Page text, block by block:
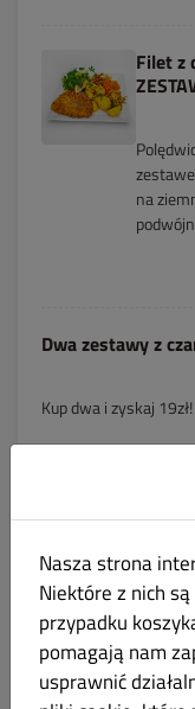
Filet z
na
Dwa zestawy z
Kup dwa i zyskaj 19zł!
Trzy zestawy z
Kup trzy i zyskaj 30zł!
Nasza strona
Niektóre z nich
przypadku
pomagają nam
usprawnić